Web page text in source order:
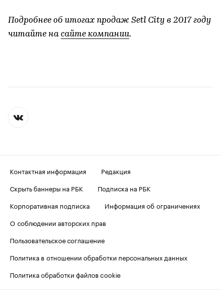
Подробнее об итогах продаж Setl City в 2017 году
читайте на сайте компании.
Контактная информация
Редакция
Скрыть баннеры на РБК
Подписка на РБК
Корпоративная подписка
Информация об ограничениях
О соблюдении авторских прав
Пользовательское соглашение
Политика в отношении обработки персональных данных
Политика обработки файлов cookie